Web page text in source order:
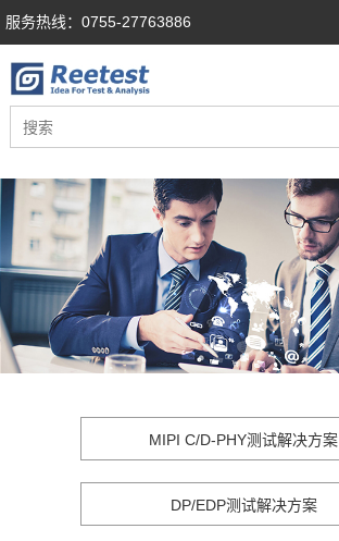
服务热线：0755-27763886
MIPI C/D-PHY测试解决方案
DP/EDP测试解决方案